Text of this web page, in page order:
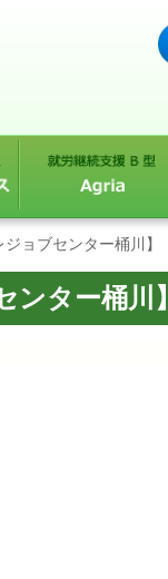
ョブセンター桶川】
ター桶川】